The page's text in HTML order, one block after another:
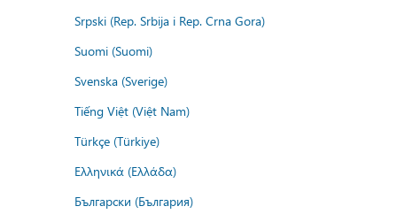
Srpski (Rep. Srbija i Rep. Crna Gora)
Suomi (Suomi)
Svenska (Sverige)
Tiếng Việt (Việt Nam)
Türkçe (Türkiye)
Ελληνικά (Ελλάδα)
Български (България)